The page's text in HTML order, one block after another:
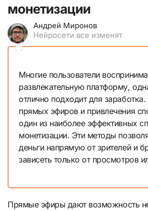
монетизации
Андрей Миронов
Нейросети все изменят
Многие пользователи
развлекательную платформу,
отлично подходит для
прямых эфиров и привлечения
один из наиболее эффективных
монетизации. Эти методы
деньги напрямую от зрителей и
зависеть только от просмотров
Прямые эфиры дают возможность